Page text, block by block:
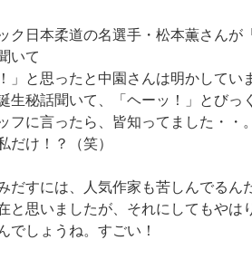
ク日本柔道の名選手・松本薫さんが
いて
！」と思ったと中園さんは明かして
生秘話聞いて、「ヘーッ！」とびっ
フに言ったら、皆知ってました・・。
だけ！？（笑）
だすには、人気作家も苦しんでるん
と思いましたが、それにしてもやは
でしょうね。すごい！